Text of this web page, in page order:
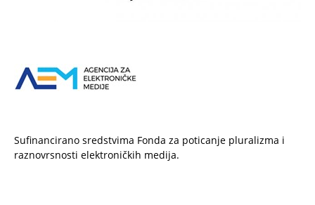
Sufinancirano sredstvima Fonda za poticanje pluralizma i
raznovrsnosti elektroničkih medija.